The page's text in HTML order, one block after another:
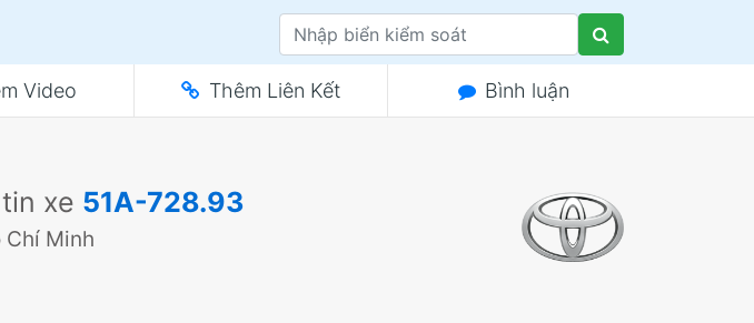
Video Thêm Liên Kết Bình luận
xe 51A-728.93
Chí Minh